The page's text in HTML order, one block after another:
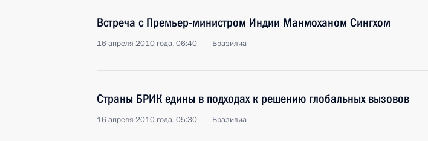
Встреча с Премьер-министром Индии Манмоханом Сингхом
16 апреля 2010 года, 06:40 Бразилиа
Страны БРИК едины в подходах к решению глобальных вызовов
16 апреля 2010 года, 05:30 Бразилиа